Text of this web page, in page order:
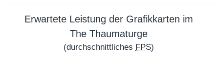
Erwartete Leistung der Grafikkarten im
The Thaumaturge
(durchschnittliches FPS)